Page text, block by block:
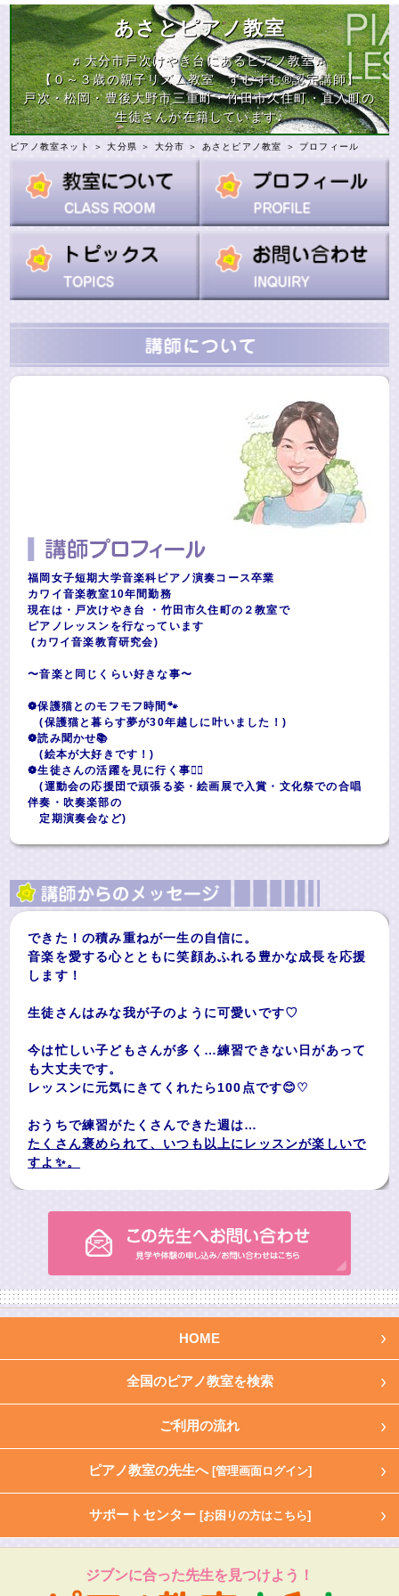
あさとピアノ教室
♬大分市戸次けやき台にあるピアノ教室♬
【０～３歳の親子リズム教室 ずむずむ®認定講師】
戸次・松岡・豊後大野市三重町・竹田市久住町・直入町の
生徒さんが在籍しています♪
ピアノ教室ネット ＞大分県 ＞ 大分市 ＞ あさとピアノ教室 ＞ プロフィール
福岡女子短期大学音楽科ピアノ演奏コース卒業
カワイ音楽教室10年間勤務
現在は・戸次けやき台 ・竹田市久住町の２教室で
ピアノレッスンを行なっています
(カワイ音楽教育研究会)
〜音楽と同じくらい好きな事〜
❁​保護猫とのモフモフ時間🐾
(保護猫と暮らす夢が30年越しに叶いました！)
❁読み聞かせ📚️
(絵本が大好きです！)
❁生徒さんの活躍を見に行く事❤️‍🔥
(運動会の応援団で頑張る姿・絵画展で入賞・文化祭での合唱
伴奏・吹奏楽部の
定期演奏会など)
できた！の積み重ねが一生の自信に。
音楽を愛する心とともに笑顔あふれる豊かな成長を応援
します！
生徒さんはみな我が子のように可愛いです♡
今は忙しい子どもさんが多く…練習できない日があって
も大丈夫です。
レッスンに元気にきてくれたら100点です😊♡
おうちで練習がたくさんできた週は…
たくさん褒められて、いつも以上にレッスンが楽しいで
すよ✨️。
HOME
全国のピアノ教室を検索
ご利用の流れ
ピアノ教室の先生へ [管理画面ログイン]
サポートセンター [お困りの方はこちら]
ジブンに合った先生を見つけよう！